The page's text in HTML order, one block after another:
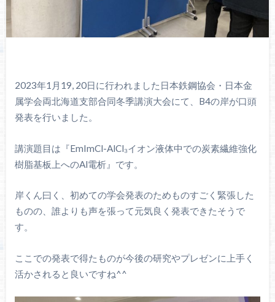
2023年1月19, 20日に行われました日本鉄鋼協会・日本金
属学会両北海道支部合同冬季講演大会にて、B4の岸が口頭
発表を行いました。
講演題目は『EmImCl-AlCl₃イオン液体中での炭素繊維強化
樹脂基板上へのAl電析』です。
岸くん曰く、初めての学会発表のためものすごく緊張した
ものの、誰よりも声を張って元気良く発表できたそうで
す。
ここでの発表で得たものが今後の研究やプレゼンに上手く
活かされると良いですね^^